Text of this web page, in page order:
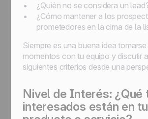
¿Quién no se considera un
¿Cómo mantener a los
prometedores en la cima de la
Siempre es una buena idea
momentos con tu equipo y discutir
siguientes criterios desde una
Nivel de Interés: ¿Qué
interesados están en tu